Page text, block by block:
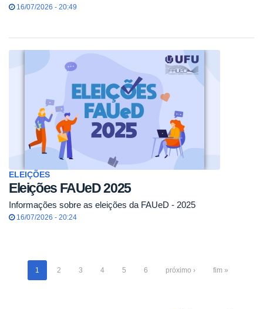
16/07/2026 - 20:49
ELEIÇÕES
Eleições FAUeD 2025
Informações sobre as eleições da FAUeD - 2025
16/07/2026 - 20:24
1 2 3 4 5 6 próximo › fim »